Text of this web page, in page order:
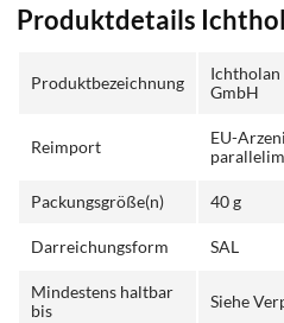
Produktdetails
Produktbezeichnung
Ichtholan
GmbH
Reimport
EU-
Packungsgröße(n) 40 g
Darreichungsform SAL
Mindestens haltbar
bis
Siehe